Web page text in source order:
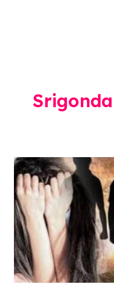
Ahmednagar
News:
धक्कादायक
घटना,
श्रीगोंदा
तालुक्यात
नऊ
वर्षाच्या
मुलीवर